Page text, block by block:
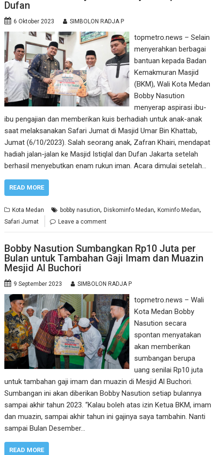
Dufan
6 Oktober 2023 SIMBOLON RADJA P
topmetro.news – Selain
menyerahkan berbagai
bantuan kepada Badan
Kemakmuran Masjid
(BKM), Wali Kota Medan
Bobby Nasution
menyerap aspirasi ibu-
ibu pengajian dan memberikan kuis berhadiah untuk anak-anak
saat melaksanakan Safari Jumat di Masjid Umar Bin Khattab,
Jumat (6/10/2023). Salah seorang anak, Zafran Khairi, mendapat
hadiah jalan-jalan ke Masjid Istiqlal dan Dufan Jakarta setelah
berhasil menyebutkan enam rukun iman. Acara dimulai setelah…
READ MORE
Kota Medan bobby nasution,Diskominfo Medan,Kominfo Medan,
Safari Jumat Leave a comment
Bobby Nasution Sumbangkan Rp10 Juta per
Bulan untuk Tambahan Gaji Imam dan Muazin
Mesjid Al Buchori
9 September 2023 SIMBOLON RADJA P
topmetro.news – Wali
Kota Medan Bobby
Nasution secara
spontan menyatakan
akan memberikan
sumbangan berupa
uang senilai Rp10 juta
untuk tambahan gaji imam dan muazin di Mesjid Al Buchori.
Sumbangan ini akan diberikan Bobby Nasution setiap bulannya
sampai akhir tahun 2023. “Kalau boleh atas izin Ketua BKM, imam
dan muazin, sampai akhir tahun ini gajinya saya tambahin. Nanti
sampai Bulan Desember…
READ MORE